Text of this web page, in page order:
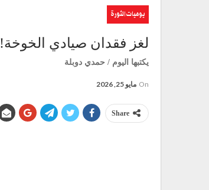
يوميات الثورة
لغز فقدان صيادي الخوخة!
يكتبها اليوم / حمدي دوبلة
On مايو 25, 2026
Share